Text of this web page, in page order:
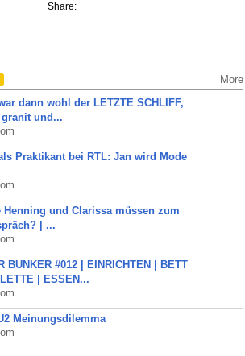
Share:
More
dann wohl der LETZTE SCHLIFF,
und...
Praktikant bei RTL: Jan wird Mode
Henning und Clarissa müssen zum
| ...
BUNKER #012 | EINRICHTEN | BETT
| ESSEN...
Meinungsdilemma